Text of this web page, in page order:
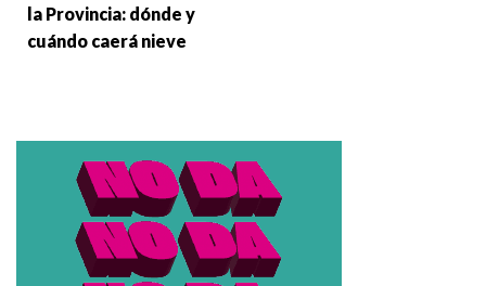
la Provincia: dónde y
cuándo caerá nieve